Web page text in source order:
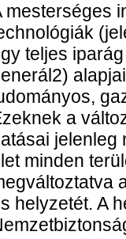
mesterséges
teljes
a
jelenleg
minden
helyzetét. A